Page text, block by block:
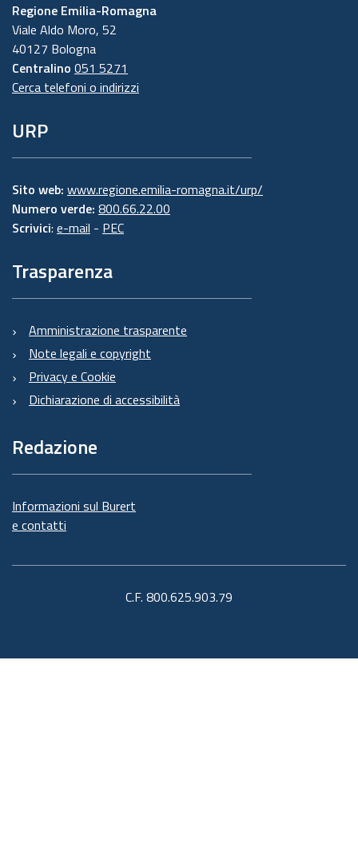
Regione Emilia-Romagna
Viale Aldo Moro, 52
40127 Bologna
Centralino 051 5271
Cerca telefoni o indirizzi
URP
Sito web: www.regione.emilia-romagna.it/urp/
Numero verde: 800.66.22.00
Scrivici: e-mail - PEC
Trasparenza
Amministrazione trasparente
Note legali e copyright
Privacy e Cookie
Dichiarazione di accessibilità
Redazione
Informazioni sul Burert
e contatti
C.F. 800.625.903.79